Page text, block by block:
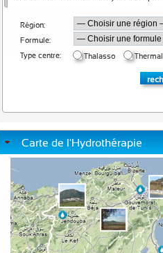
Région:
Formule:
Type centre:
Thalasso Thermal
Carte de l'Hydrothérapie